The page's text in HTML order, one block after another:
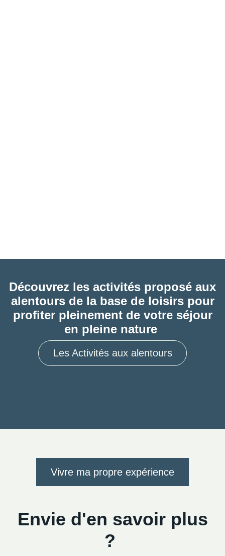
Découvrez les activités proposé aux
alentours de la base de loisirs pour
profiter pleinement de votre séjour
en pleine nature
Les Activités aux alentours
Vivre ma propre expérience
Envie d'en savoir plus
?